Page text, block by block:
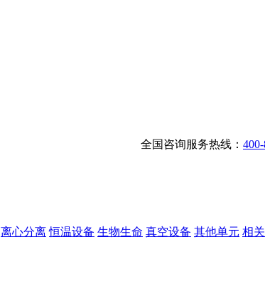
全国咨询服务热线：
离心分离 恒温设备 生物生命 真空设备 其他单元 相